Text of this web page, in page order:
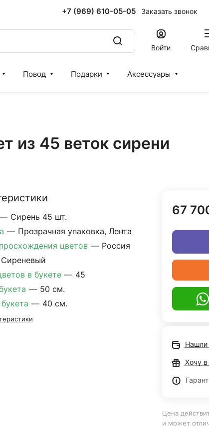
+7 (969) 610-05-05 Заказать звонок
Войти
Повод Подарки Аксессуары
из 45 веток сирени
— Сирень 45 шт.
— Прозрачная упаковка, Лента
цветов — Россия
Сиреневый
в букете — 45
— 50 см.
— 40 см.
67
Нашли
Хочу
Цена
и может